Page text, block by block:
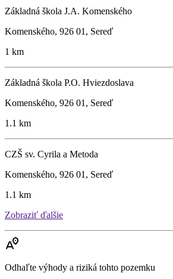
Základná škola J.A. Komenského
Komenského, 926 01, Sereď
1 km
Základná škola P.O. Hviezdoslava
Komenského, 926 01, Sereď
1.1 km
CZŠ sv. Cyrila a Metoda
Komenského, 926 01, Sereď
1.1 km
Zobraziť ďalšie
Odhaľte výhody a riziká tohto pozemku